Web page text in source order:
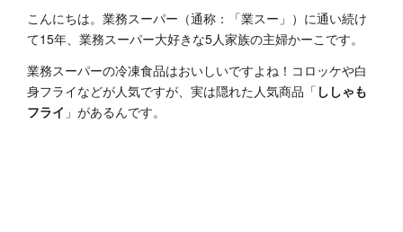
こんにちは。業務スーパー（通称：「業スー」）に通い続け
て15年、業務スーパー大好きな5人家族の主婦かーこです。
業務スーパーの冷凍食品はおいしいですよね！コロッケや白
身フライなどが人気ですが、実は隠れた人気商品「 ししゃも
フライ 」があるんです。